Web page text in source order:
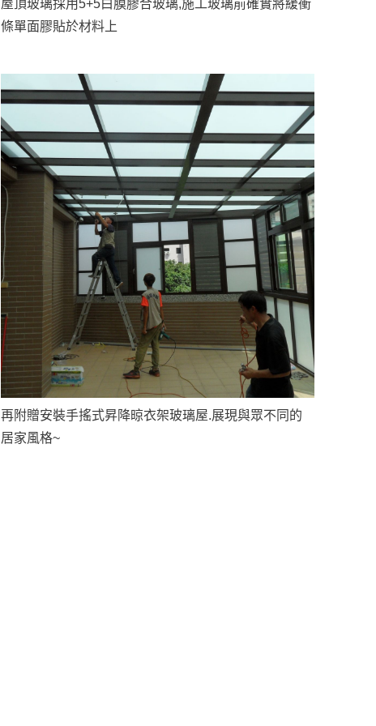
屋頂玻璃採用5+5白膜膠合玻璃,施工玻璃前確實將緩衝
條單面膠貼於材料上
再附贈安裝手搖式昇降晾衣架玻璃屋.展現與眾不同的
居家風格~